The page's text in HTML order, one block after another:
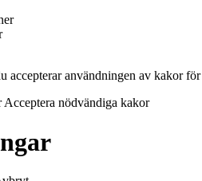
accepterar användningen av kakor
nödvändiga kakor